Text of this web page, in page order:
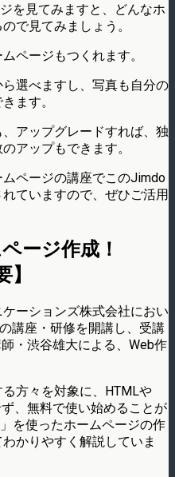
を見てみますと、どんなホ
で見てみましょう。
ページもつくれます。
選べますし、写真も自分の
ます。
アップグレードすれば、独
アップもできます。
ページの講座でこのJimdo
ていますので、ぜひご活用
ージ作成！
ーションズ株式会社におい
講座・研修を開講し、受講
・渋谷雄大による、Web作
方々を対象に、HTMLや
、無料で使い始めることが
を使ったホームページの作
かりやすく解説していま